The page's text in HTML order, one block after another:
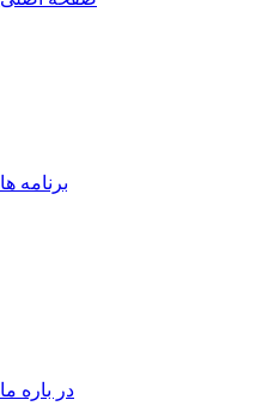
برنامه ها
در باره ما